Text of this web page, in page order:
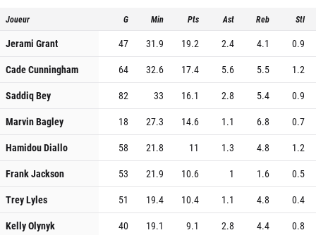
Joueur G Min Pts Ast Reb Stl
Jerami Grant 47 31.9 19.2 2.4 4.1
0.9
Cade Cunningham
64 32.6 17.4 5.6 5.5
1.2
Saddiq Bey
82 33 16.1 2.8 5.4
0.9
Marvin Bagley
18 27.3 14.6 1.1 6.8
0.7
Hamidou Diallo
58 21.8 11 1.3 4.8
1.2
Frank Jackson
53 21.9 10.6 1 1.6
0.5
Trey Lyles
51 19.4 10.4 1.1 4.8
0.4
Kelly Olynyk
40 19.1 9.1 2.8 4.4
0.8